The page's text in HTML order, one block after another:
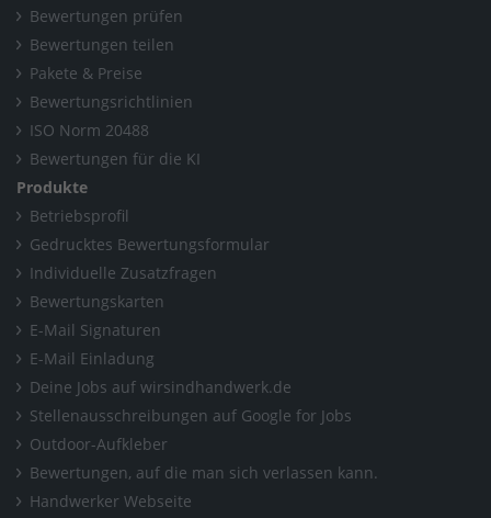
Bewertungen prüfen
Bewertungen teilen
Pakete & Preise
Bewertungsrichtlinien
ISO Norm 20488
Bewertungen für die KI
Produkte
Betriebsprofil
Gedrucktes Bewertungsformular
Individuelle Zusatzfragen
Bewertungskarten
E-Mail Signaturen
E-Mail Einladung
Deine Jobs auf wirsindhandwerk.de
Stellenausschreibungen auf Google for Jobs
Outdoor-Aufkleber
Bewertungen, auf die man sich verlassen kann.
Handwerker Webseite